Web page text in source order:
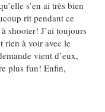
s’en ai très bien
rit pendant ce
shooter! J’ai toujours
rien à voir avec le
vient d’eux,
plus fun! Enfin,